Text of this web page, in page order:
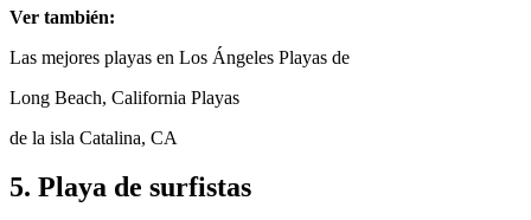
Ver también:
Las mejores playas en Los Ángeles Playas de
Long Beach, California Playas
de la isla Catalina, CA
5. Playa de surfistas